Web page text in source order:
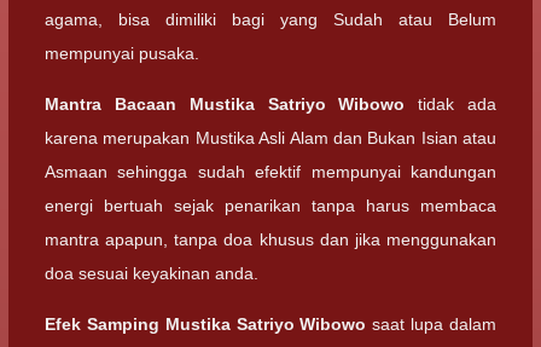
agama, bisa dimiliki bagi yang Sudah atau Belum
mempunyai pusaka.
Mantra Bacaan Mustika Satriyo Wibowo tidak ada
karena merupakan Mustika Asli Alam dan Bukan Isian atau
Asmaan sehingga sudah efektif mempunyai kandungan
energi bertuah sejak penarikan tanpa harus membaca
mantra apapun, tanpa doa khusus dan jika menggunakan
doa sesuai keyakinan anda.
Efek Samping Mustika Satriyo Wibowo saat lupa dalam